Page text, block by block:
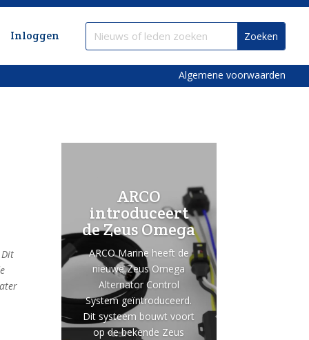
Inloggen
Algemene voorwaarden
ARCO
introduceert
de Zeus Omega
ARCO Marine heeft de
nieuwe Zeus Omega
Alternator Control
System geïntroduceerd.
Dit systeem bouwt voort
op de bekende Zeus